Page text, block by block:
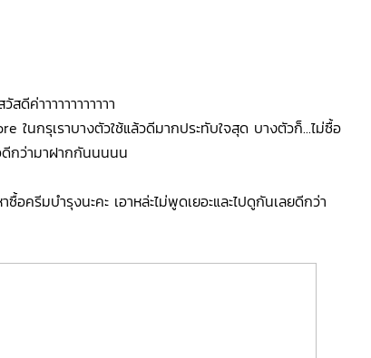
วัสดีค่าาาาาาาาาาาา
ในกรุเราบางตัวใช้แล้วดีมากประทับใจสุด บางตัวก็...ไม่ซื้อ
กว่ามาฝากกันนนนน
อครีมบำรุงนะคะ เอาหล่ะไม่พูดเยอะและไปดูกันเลยดีกว่า